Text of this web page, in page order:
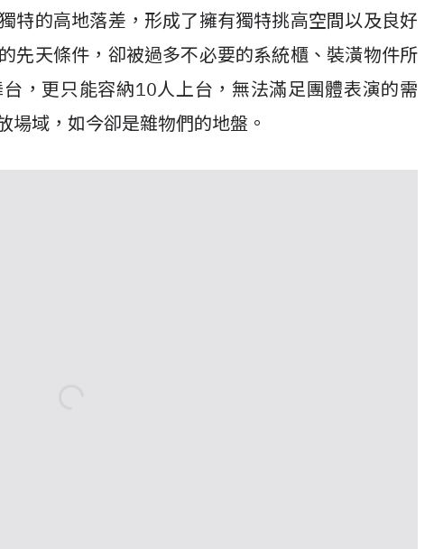
特的高地落差，形成了擁有獨特挑高空間以及良好
先天條件，卻被過多不必要的系統櫃、裝潢物件所
，更只能容納10人上台，無法滿足團體表演的需
域，如今卻是雜物們的地盤。